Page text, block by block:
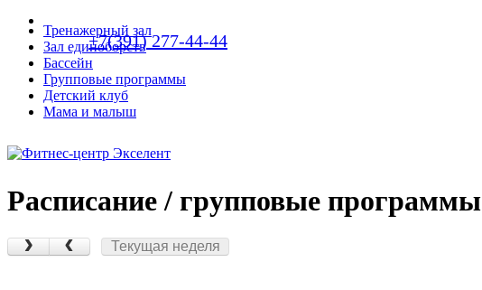
+7(391) 277-44-44
Тренажерный зал
Зал единоборств
Бассейн
Групповые программы
Детский клуб
Мама и малыш
Расписание / групповые программы
Текущая неделя